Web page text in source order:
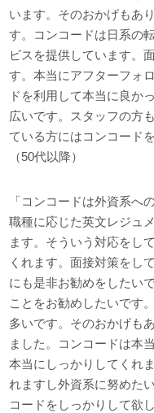
います。そのおかげもあ
す。コンコードは日系の
ビスを提供しています。
す。本当にアフターフォ
ドを利用して本当に良か
広いです。スタッフの方
ている方にはコンコード
（50代以降）
「コンコードは外資系へ
職種に応じた英文レジュ
ます。そういう対応をし
くれます。面接対策をし
にも是非お勧めをしたい
ことをお勧めしたいです
多いです。そのおかげも
ました。コンコードは本
本当にしっかりしてくれ
れますし外資系に努めた
コードをしっかりして欲